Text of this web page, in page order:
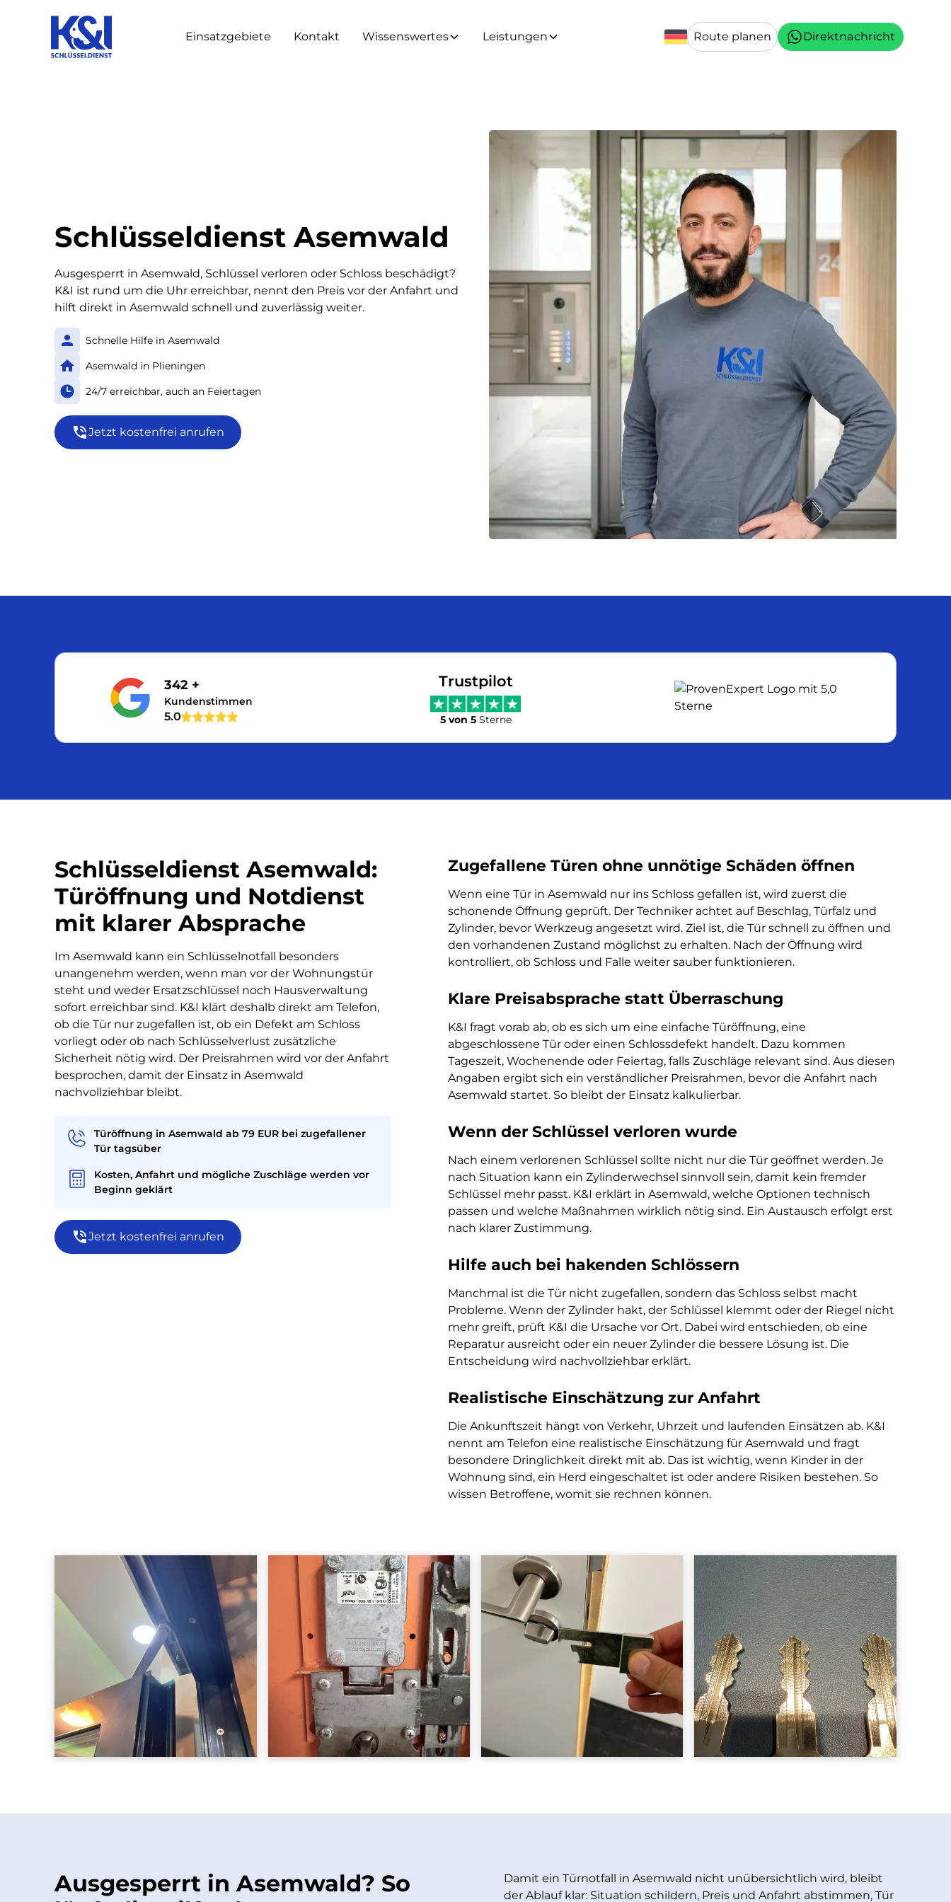
Einsatzgebiete Kontakt Wissenswertes Leistungen Route planen Direktnachricht
Schlüsseldienst Asemwald
Ausgesperrt in Asemwald, Schlüssel verloren oder Schloss beschädigt?
K&I ist rund um die Uhr erreichbar, nennt den Preis vor der Anfahrt und
hilft direkt in Asemwald schnell und zuverlässig weiter.
Schnelle Hilfe in Asemwald
Asemwald in Plieningen
24/7 erreichbar, auch an Feiertagen
Jetzt kostenfrei anrufen
342 +
Kundenstimmen
5.0
Trustpilot
5 von 5 Sterne
Schlüsseldienst Asemwald:
Türöffnung und Notdienst
mit klarer Absprache
Im Asemwald kann ein Schlüsselnotfall besonders
unangenehm werden, wenn man vor der Wohnungstür
steht und weder Ersatzschlüssel noch Hausverwaltung
sofort erreichbar sind. K&I klärt deshalb direkt am Telefon,
ob die Tür nur zugefallen ist, ob ein Defekt am Schloss
vorliegt oder ob nach Schlüsselverlust zusätzliche
Sicherheit nötig wird. Der Preisrahmen wird vor der Anfahrt
besprochen, damit der Einsatz in Asemwald
nachvollziehbar bleibt.
Türöffnung in Asemwald ab 79 EUR bei zugefallener
Tür tagsüber
Kosten, Anfahrt und mögliche Zuschläge werden vor
Beginn geklärt
Jetzt kostenfrei anrufen
Zugefallene Türen ohne unnötige Schäden öffnen
Wenn eine Tür in Asemwald nur ins Schloss gefallen ist, wird zuerst die
schonende Öffnung geprüft. Der Techniker achtet auf Beschlag, Türfalz und
Zylinder, bevor Werkzeug angesetzt wird. Ziel ist, die Tür schnell zu öffnen und
den vorhandenen Zustand möglichst zu erhalten. Nach der Öffnung wird
kontrolliert, ob Schloss und Falle weiter sauber funktionieren.
Klare Preisabsprache statt Überraschung
K&I fragt vorab ab, ob es sich um eine einfache Türöffnung, eine
abgeschlossene Tür oder einen Schlossdefekt handelt. Dazu kommen
Tageszeit, Wochenende oder Feiertag, falls Zuschläge relevant sind. Aus diesen
Angaben ergibt sich ein verständlicher Preisrahmen, bevor die Anfahrt nach
Asemwald startet. So bleibt der Einsatz kalkulierbar.
Wenn der Schlüssel verloren wurde
Nach einem verlorenen Schlüssel sollte nicht nur die Tür geöffnet werden. Je
nach Situation kann ein Zylinderwechsel sinnvoll sein, damit kein fremder
Schlüssel mehr passt. K&I erklärt in Asemwald, welche Optionen technisch
passen und welche Maßnahmen wirklich nötig sind. Ein Austausch erfolgt erst
nach klarer Zustimmung.
Hilfe auch bei hakenden Schlössern
Manchmal ist die Tür nicht zugefallen, sondern das Schloss selbst macht
Probleme. Wenn der Zylinder hakt, der Schlüssel klemmt oder der Riegel nicht
mehr greift, prüft K&I die Ursache vor Ort. Dabei wird entschieden, ob eine
Reparatur ausreicht oder ein neuer Zylinder die bessere Lösung ist. Die
Entscheidung wird nachvollziehbar erklärt.
Realistische Einschätzung zur Anfahrt
Die Ankunftszeit hängt von Verkehr, Uhrzeit und laufenden Einsätzen ab. K&I
nennt am Telefon eine realistische Einschätzung für Asemwald und fragt
besondere Dringlichkeit direkt mit ab. Das ist wichtig, wenn Kinder in der
Wohnung sind, ein Herd eingeschaltet ist oder andere Risiken bestehen. So
wissen Betroffene, womit sie rechnen können.
Ausgesperrt in Asemwald? So
Damit ein Türnotfall in Asemwald nicht unübersichtlich wird, bleibt
der Ablauf klar: Situation schildern, Preis und Anfahrt abstimmen, Tür